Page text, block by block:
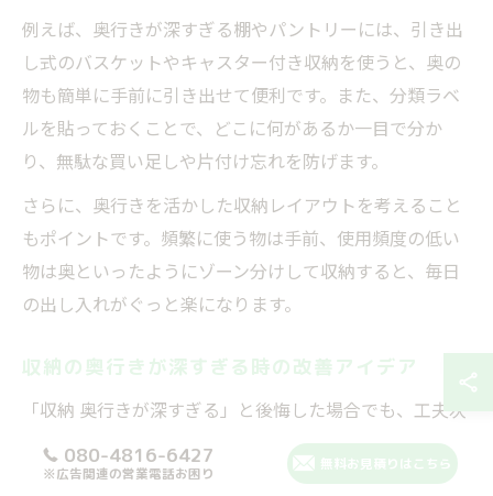
例えば、奥行きが深すぎる棚やパントリーには、引き出
し式のバスケットやキャスター付き収納を使うと、奥の
物も簡単に手前に引き出せて便利です。また、分類ラベ
ルを貼っておくことで、どこに何があるか一目で分か
り、無駄な買い足しや片付け忘れを防げます。
さらに、奥行きを活かした収納レイアウトを考えること
もポイントです。頻繁に使う物は手前、使用頻度の低い
物は奥といったようにゾーン分けして収納すると、毎日
の出し入れがぐっと楽になります。
収納の奥行きが深すぎる時の改善アイデア
「収納 奥行きが深すぎる」と後悔した場合でも、工夫次
第で使いやすさを向上させることができます。まずは現
状の収納スペースを見直し、どのような改善が可能か考
080-4816-6427
※広告関連の営業電話お困り
無料お見積りはこちら